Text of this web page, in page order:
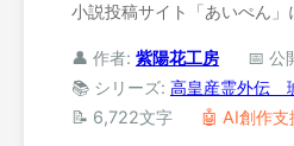
小説投稿サイト「あいぺん」
👤 作者: 紫陽花工房
📅 公
📚 シリーズ: 高皇産霊外伝
📝 6,722文字
🤖 AI創作支